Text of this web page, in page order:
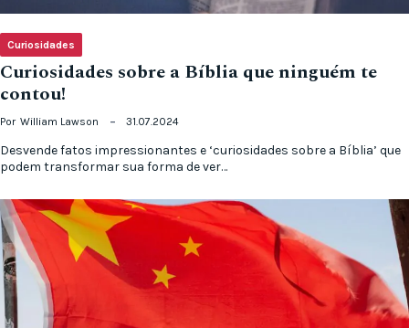
Curiosidades
Curiosidades sobre a Bíblia que ninguém te
contou!
Por William Lawson 31.07.2024
Desvende fatos impressionantes e ‘curiosidades sobre a Bíblia’ que
podem transformar sua forma de ver…